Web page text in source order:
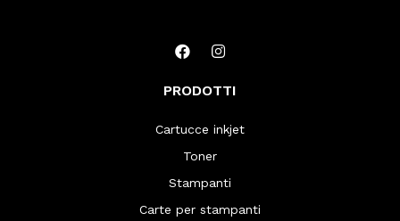
PRODOTTI
Cartucce inkjet
Toner
Stampanti
Carte per stampanti